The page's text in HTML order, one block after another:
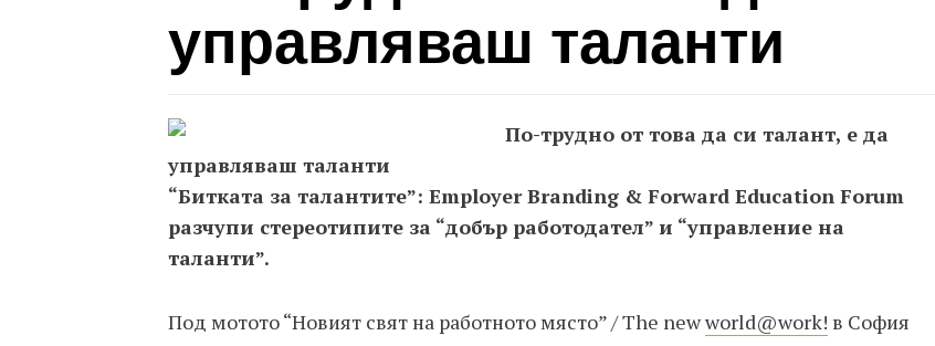
управляваш таланти
По-трудно от това да си талант, е да
управляваш таланти
“Битката за талантите”: Employer Branding & Forward Education Forum
разчупи стереотипите за “добър работодател” и “управление на
таланти”.
Под мотото “Новият свят на работното място” / The newworld@work! в София